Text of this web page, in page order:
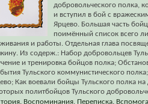
добровольческого полка,
и вступил в бой с
Ярцево. Большая часть
поимённый список всего
и работы. Отдельная глава
Из содерж.: Набор добровольцев
и тренировка бойцов полка;
Тульского коммунистического
Как воевали бойцы Тульского полка
политбойцов Тульского
Воспоминания. Переписка